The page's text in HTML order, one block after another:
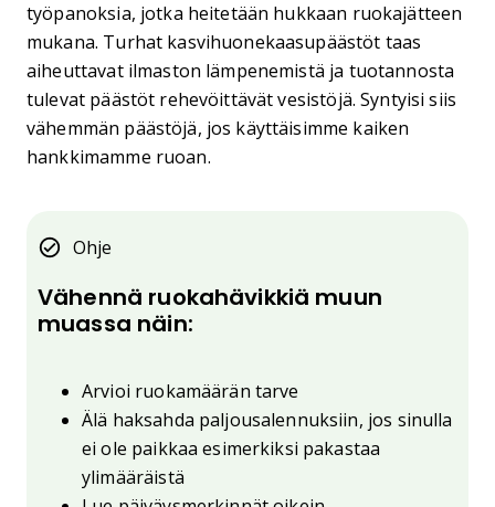
työpanoksia, jotka heitetään hukkaan ruokajätteen
mukana. Turhat kasvihuonekaasupäästöt taas
aiheuttavat ilmaston lämpenemistä ja tuotannosta
tulevat päästöt rehevöittävät vesistöjä. Syntyisi siis
vähemmän päästöjä, jos käyttäisimme kaiken
hankkimamme ruoan.
Ohje
Vähennä ruokahävikkiä muun
muassa näin:
Arvioi ruokamäärän tarve
Älä haksahda paljousalennuksiin, jos sinulla
ei ole paikkaa esimerkiksi pakastaa
ylimääräistä